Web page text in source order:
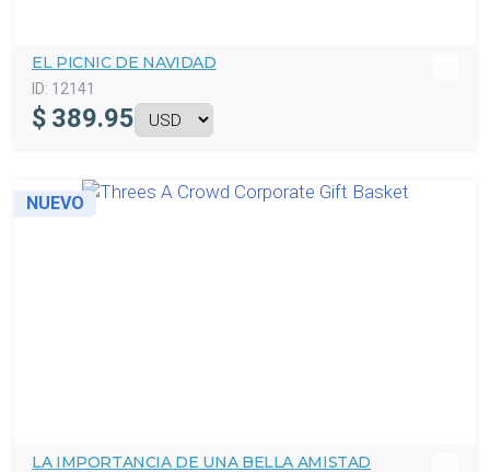
EL PICNIC DE NAVIDAD
ID: 12141
$ 389.95
NUEVO
LA IMPORTANCIA DE UNA BELLA AMISTAD